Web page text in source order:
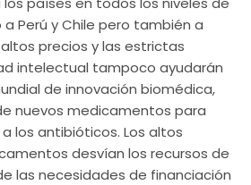
a Perú y Chile pero también a
altos precios y las estrictas
intelectual tampoco ayudarán
de innovación biomédica,
nuevos medicamentos para
los antibióticos. Los altos
desvían los recursos de
las necesidades de financiación